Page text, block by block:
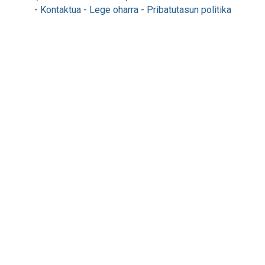
- Kontaktua- Lege oharra- Pribatutasun politika